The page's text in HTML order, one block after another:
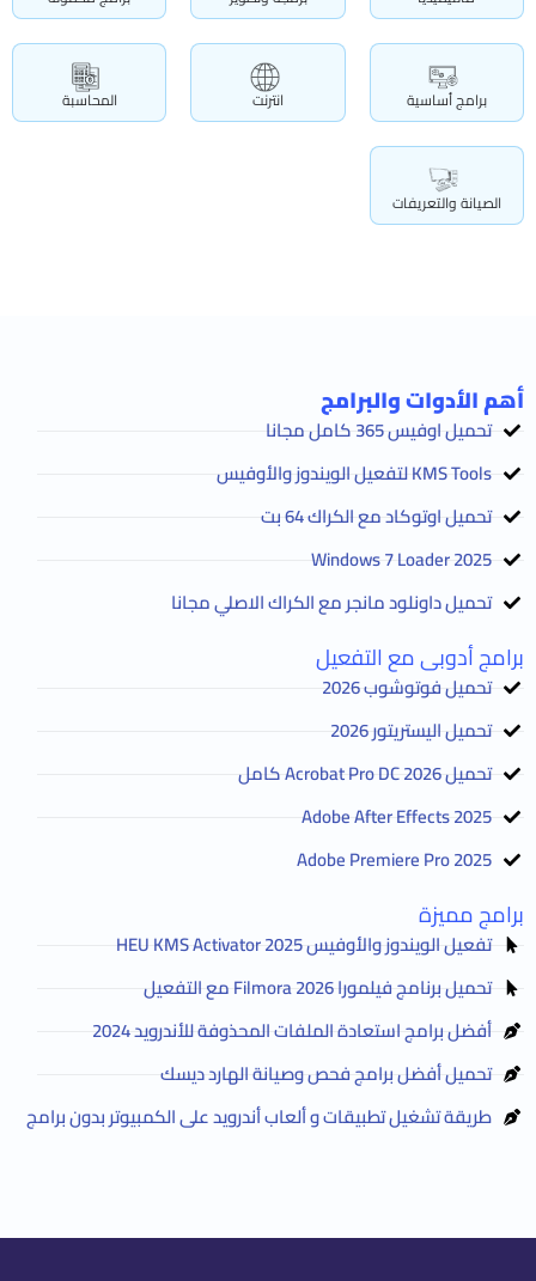
برامج أساسية انترنت المحاسبة
الصيانة والتعريفات
أهم الأدوات والبرامج
تحميل اوفيس 365 كامل مجانا
KMS Tools لتفعيل الويندوز والأوفيس
تحميل اوتوكاد مع الكراك 64 بت
2025 Windows 7 Loader
تحميل داونلود مانجر مع الكراك الاصلي مجانا
برامج أدوبى مع التفعيل
تحميل فوتوشوب 2026
تحميل اليستريتور 2026
تحميل Acrobat Pro DC 2026 كامل
Adobe After Effects 2025
Adobe Premiere Pro 2025
برامج مميزة
تفعيل الويندوز والأوفيس HEU KMS Activator 2025
تحميل برنامج فيلمورا Filmora 2026 مع التفعيل
أفضل برامج استعادة الملفات المحذوفة للأندرويد 2024
تحميل أفضل برامج فحص وصيانة الهارد ديسك
طريقة تشغيل تطبيقات و ألعاب أندرويد على الكمبيوتر بدون برامج